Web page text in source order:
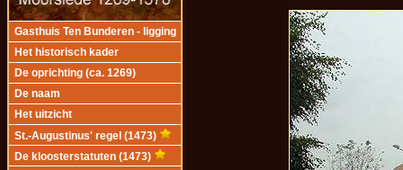
Gasthuis Ten Bunderen - ligging
Het historisch kader
De oprichting (ca. 1269)
De naam
Het uitzicht
St.-Augustinus' regel (1473)
De kloosterstatuten (1473)